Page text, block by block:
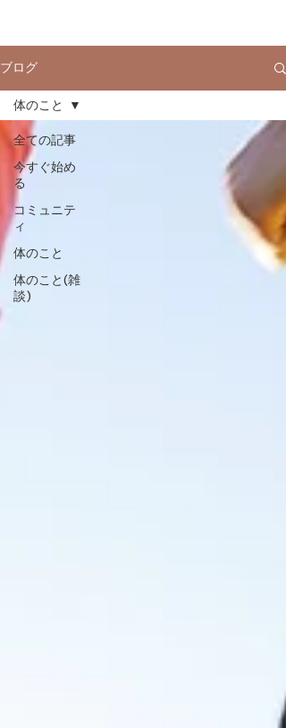
ブログ
全ての記事
今すぐ始め
る
コミュニテ
ィ
体のこと
体のこと(雑
談)
体のこと